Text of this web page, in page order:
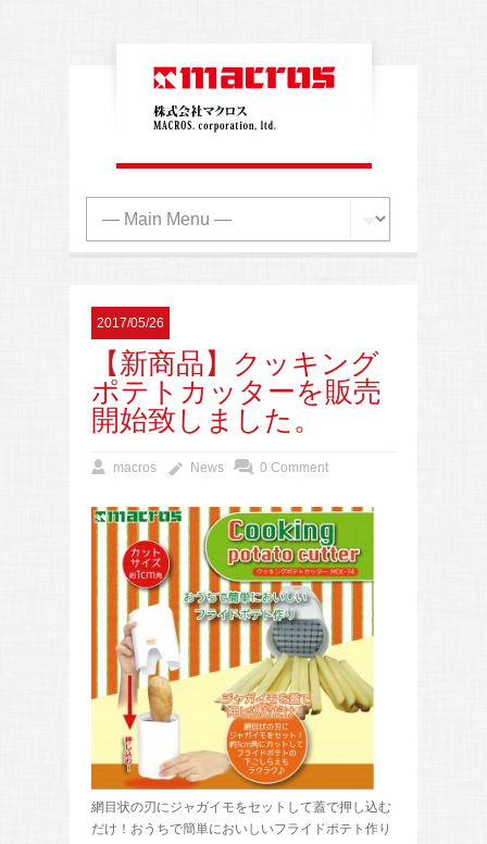
2017/05/26
【新商品】クッキング
ポテトカッターを販売
開始致しました。
macros News 0 Comment
網目状の刃にジャガイモをセットして蓋で押し込む
だけ！おうちで簡単においしいフライドポテト作り